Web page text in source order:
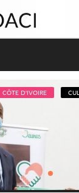
CÔTE D'IVOIRE